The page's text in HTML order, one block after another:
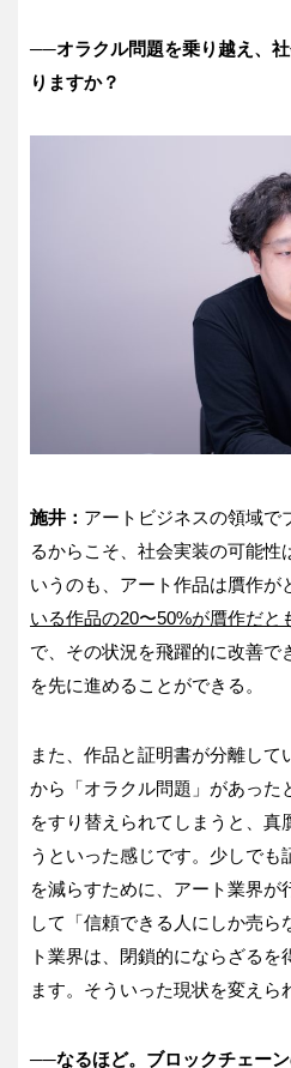
──オラクル問題を乗り越え、
りますか？
施井： アートビジネスの領域で
るからこそ、社会実装の可能性
いうのも、アート作品は贋作が
いる作品の20〜50%が贋作だと
で、その状況を飛躍的に改善で
を先に進めることができる。
また、作品と証明書が分離し
から「オラクル問題」があった
をすり替えられてしまうと、真
うといった感じです。少しでも
を減らすために、アート業界が
して「信頼できる人にしか売ら
ト業界は、閉鎖的にならざる
ます。そういった現状を変えら
──なるほど。ブロックチェー